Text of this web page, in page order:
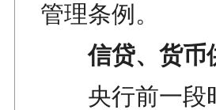
管理条例。
信贷、货币
央行前一段